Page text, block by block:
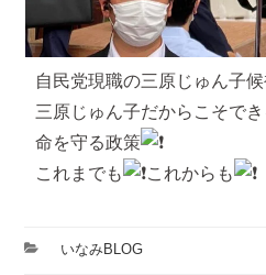
自民党現職の三原じゅん子
三原じゅん子だからこそで
命を守る政策
これまでも
これからも
カ
いなみBLOG